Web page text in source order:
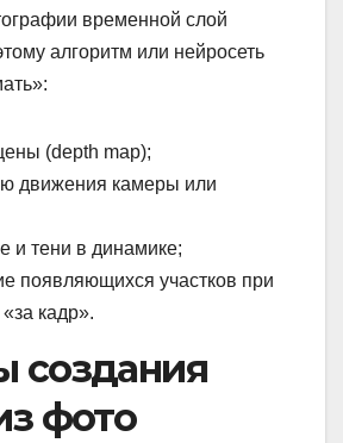
временной слой
алгоритм или нейросеть
(depth map);
движения камеры или
и тени в динамике;
появляющихся участков при
кадр».
создания
фото